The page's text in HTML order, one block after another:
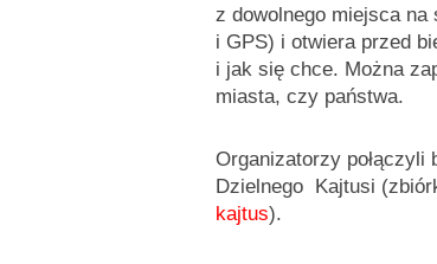
z dowolnego miejsca
i GPS) i otwiera przed
i jak się chce. Można
miasta, czy państwa.
Organizatorzy połączyli
Dzielnego Kajtusi
kajtus).